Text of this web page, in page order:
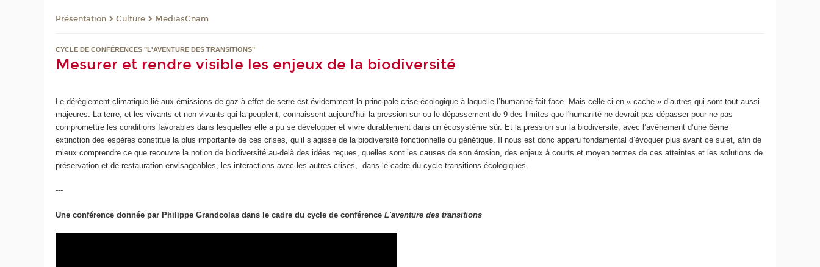
Présentation Culture MediasCnam
CYCLE DE CONFÉRENCES "L'AVENTURE DES TRANSITIONS"
Mesurer et rendre visible les enjeux de la biodiversité
Le dérèglement climatique lié aux émissions de gaz à effet de serre est évidemment la principale crise écologique à laquelle l’humanité fait face. Mais celle-ci en « cache » d’autres qui sont tout aussi
majeures. La terre, et les vivants et non vivants qui la peuplent, connaissent aujourd’hui la pression sur ou le dépassement de 9 des limites que l'humanité ne devrait pas dépasser pour ne pas
compromettre les conditions favorables dans lesquelles elle a pu se développer et vivre durablement dans un écosystème sûr. Et la pression sur la biodiversité, avec l’avènement d’une 6ème
extinction des espères constitue la plus importante de ces crises, qu’il s’agisse de la biodiversité fonctionnelle ou génétique. Il nous est donc apparu fondamental d’évoquer plus avant ce sujet, afin de
mieux comprendre ce que recouvre la notion de biodiversité au-delà des idées reçues, quelles sont les causes de son érosion, des enjeux à courts et moyen termes de ces atteintes et les solutions de
préservation et de restauration envisageables, les interactions avec les autres crises, dans le cadre du cycle transitions écologiques.
---
Une conférence donnée par Philippe Grandcolas dans le cadre du cycle de conférenceL'aventure des transitions